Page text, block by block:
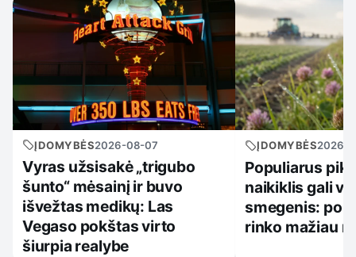
ĮDOMYBĖS2026-08-07
Vyras užsisakė „trigubo
šunto“ mėsainį ir buvo
išvežtas medikų: Las
Vegaso pokštas virto
šiurpia realybe
ĮDOMYBĖS2026-
Populiarus
naikiklis gali
smegenis: po
rinko mažiau